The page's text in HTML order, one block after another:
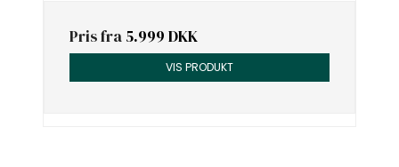
Pris fra 5.999 DKK
VIS PRODUKT